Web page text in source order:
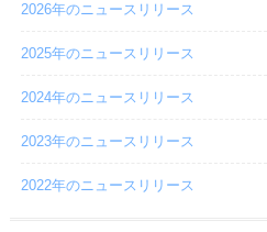
2026年のニュースリリース
2025年のニュースリリース
2024年のニュースリリース
2023年のニュースリリース
2022年のニュースリリース